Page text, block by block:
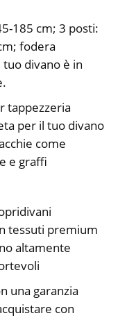
185 cm; 3 posti:
fodera
divano è in
tappezzeria
per il tuo divano
come
e graffi
tessuti premium
altamente
una garanzia
con